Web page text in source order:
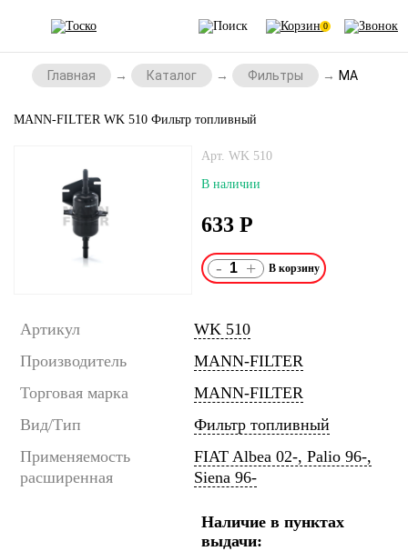
0
Главная Каталог Фильтры MANN-
MANN-FILTER WK 510 Фильтр топливный
Арт. WK 510
В наличии
633 Р
- +
Артикул
WK 510
Производитель
MANN-FILTER
Торговая марка
MANN-FILTER
Вид/Тип
Фильтр топливный
Применяемость
расширенная
FIAT Albea 02-, Palio 96-,
Siena 96-
Наличие в пунктах
выдачи: